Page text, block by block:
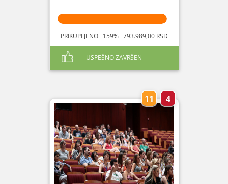
PRIKUPLJENO 159% 793.989,00 RSD
USPEŠNO ZAVRŠEN
11 4